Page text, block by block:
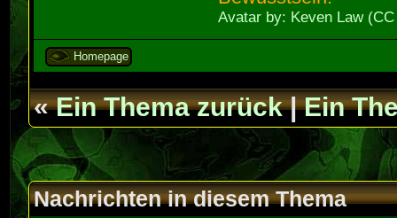
Avatar by: Keven Law
Homepage
«Ein Thema zurück|Ein
Nachrichten in diesem Thema